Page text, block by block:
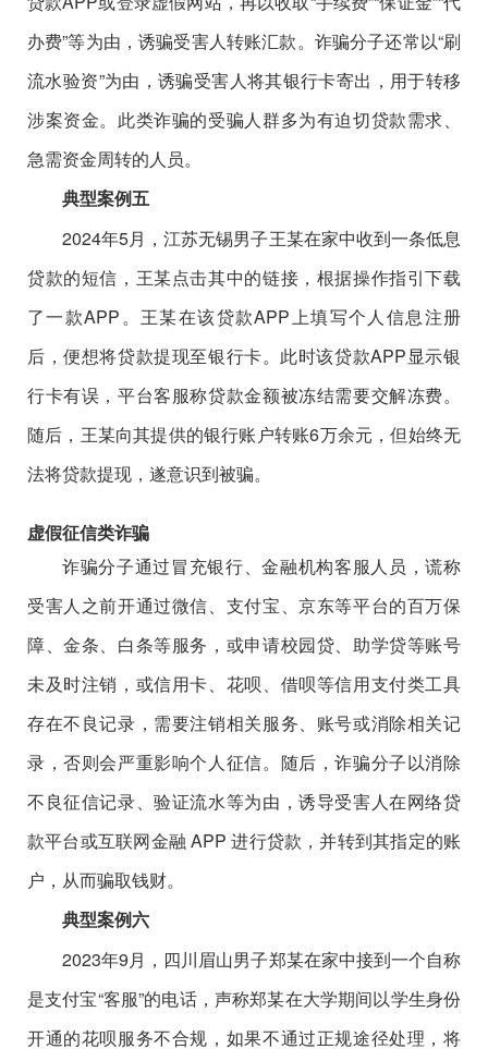
办费”等为由，诱骗受害人转账汇款。诈骗分子还常以“刷
流水验资”为由，诱骗受害人将其银行卡寄出，用于转移
涉案资金。此类诈骗的受骗人群多为有迫切贷款需求、
急需资金周转的人员。
典型案例五
2024年5月，江苏无锡男子王某在家中收到一条低息
贷款的短信，王某点击其中的链接，根据操作指引下载
了一款APP。王某在该贷款APP上填写个人信息注册
后，便想将贷款提现至银行卡。此时该贷款APP显示银
行卡有误，平台客服称贷款金额被冻结需要交解冻费。
随后，王某向其提供的银行账户转账6万余元，但始终无
法将贷款提现，遂意识到被骗。
虚假征信类诈骗
诈骗分子通过冒充银行、金融机构客服人员，谎称
受害人之前开通过微信、支付宝、京东等平台的百万保
障、金条、白条等服务，或申请校园贷、助学贷等账号
未及时注销，或信用卡、花呗、借呗等信用支付类工具
存在不良记录，需要注销相关服务、账号或消除相关记
录，否则会严重影响个人征信。随后，诈骗分子以消除
不良征信记录、验证流水等为由，诱导受害人在网络贷
款平台或互联网金融 APP 进行贷款，并转到其指定的账
户，从而骗取钱财。
典型案例六
2023年9月，四川眉山男子郑某在家中接到一个自称
是支付宝“客服”的电话，声称郑某在大学期间以学生身份
开通的花呗服务不合规，如果不通过正规途径处理，将